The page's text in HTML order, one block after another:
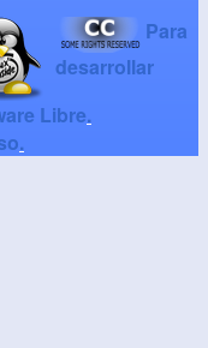
Para
desarrollar
Libre.
.